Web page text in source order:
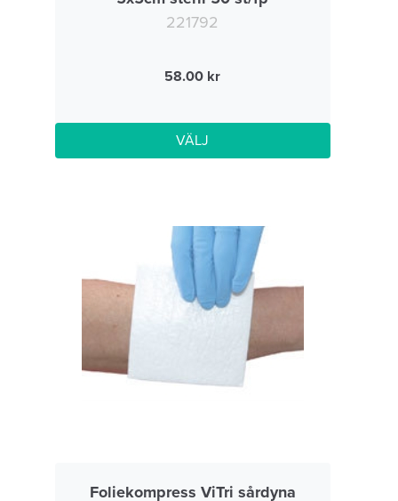
221792
58.00
VÄLJ
Foliekompress ViTri sårdyna